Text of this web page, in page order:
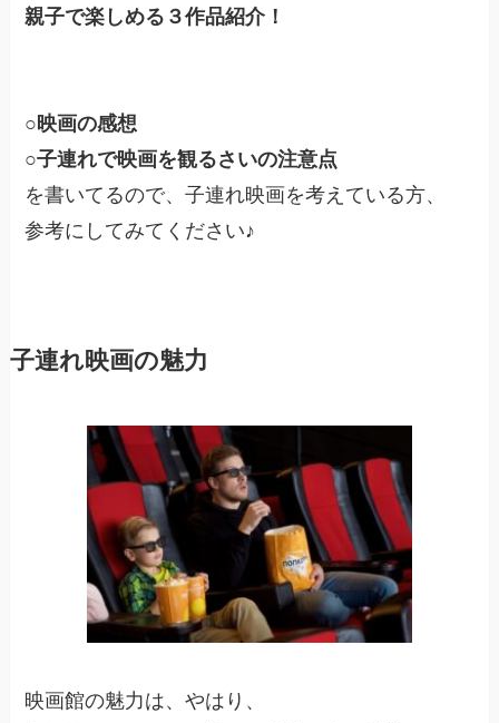
親子で楽しめる３作品紹介！
○映画の感想
○子連れで映画を観るさいの注意点
を書いてるので、子連れ映画を考えている方、
参考にしてみてください♪
子連れ映画の魅力
映画館の魅力は、やはり、